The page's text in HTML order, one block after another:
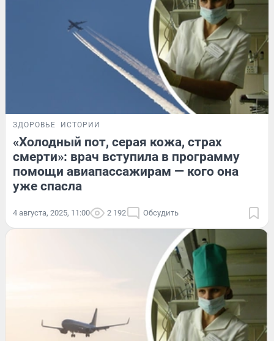
ЗДОРОВЬЕ ИСТОРИИ
«Холодный пот, серая кожа, страх
смерти»: врач вступила в программу
помощи авиапассажирам — кого она
уже спасла
4 августа, 2025, 11:00 2 192 Обсудить